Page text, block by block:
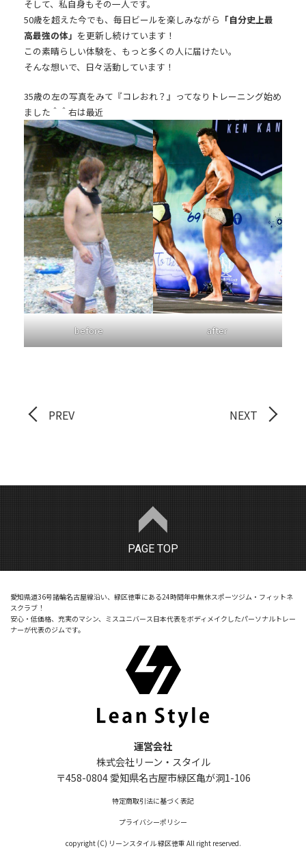
そして、私自身もその一人です。
50歳を超えた今でも、毎日ビールを楽しみながら 「自分史上最
高最強の体」 を更新し続けています！
この素晴らしい体験を、もっと多くの人に届けたい。
そんな想いで、日々活動しています！
35歳の左の写真をみて『コレおれ？』ってなりトレーニング始め
ました＾＾右は最近
before after
PREV NEXT
PAGE TOP
愛知県道36号諸輪名古屋線沿い、緑区徳重にある24時間年中無休スポーツジム・フィットネ
スクラブ！
安心・低価格、充実のマシン、ミスユニバース日本代表をボディメイクしたパーソナルトレー
ナーが代表のジムです。
運営会社
株式会社リーン・スタイル
〒458-0804 愛知県名古屋市緑区亀が洞1-106
特定商取引法に基づく表記
プライバシーポリシー
copyright (C) リーンスタイル 緑区徳重 All right reserved.